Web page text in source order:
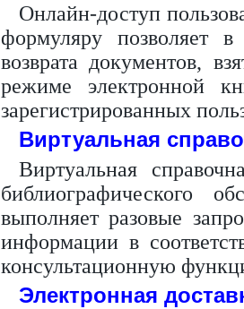
Онлайн-доступ
формуляру позволяет
возврата документов,
режиме электронной
зарегистрированных
Виртуальная
Виртуальная
библиографического
выполняет разовые
информации в
консультационную
Электронная